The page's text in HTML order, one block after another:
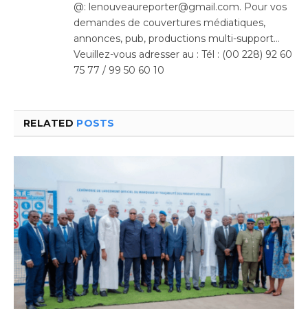
@: lenouveaureporter@gmail.com. Pour vos
demandes de couvertures médiatiques,
annonces, pub, productions multi-support…
Veuillez-vous adresser au : Tél : (00 228) 92 60
75 77 / 99 50 60 10
RELATED POSTS